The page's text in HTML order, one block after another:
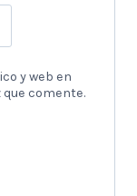
y web en
comente.